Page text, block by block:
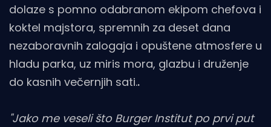
dolaze s pomno odabranom ekipom chefova i
koktel majstora, spremnih za deset dana
nezaboravnih zalogaja i opuštene atmosfere u
hladu parka, uz miris mora, glazbu i druženje
do kasnih večernjih sati..
"Jako me veseli što Burger Institut po prvi put